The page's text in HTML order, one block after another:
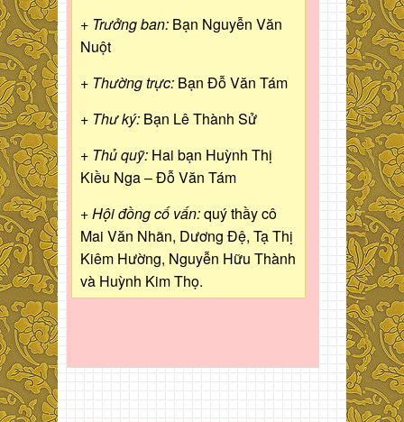
+ Trưởng ban: Bạn Nguyễn Văn
Nuột
+ Thường trực: Bạn Đỗ Văn Tám
+ Thư ký: Bạn Lê Thành Sử
+ Thủ quỹ: Hai bạn Huỳnh Thị
Kiều Nga – Đỗ Văn Tám
+ Hội đồng cố vấn:quý thầy cô
Mai Văn Nhãn, Dương Đệ, Tạ Thị
Kiêm Hường, Nguyễn Hữu Thành
và Huỳnh Kim Thọ.